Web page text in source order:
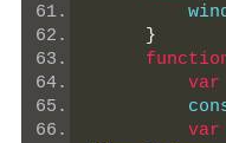
}
var
var